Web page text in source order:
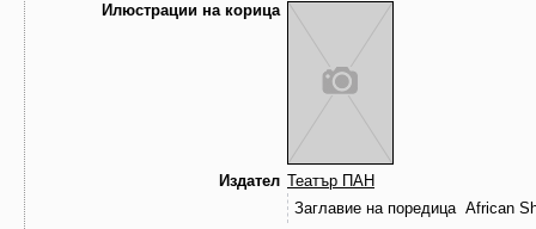
Илюстрации на корица
Издател Театър ПАН
Заглавие на поредица Аfrican